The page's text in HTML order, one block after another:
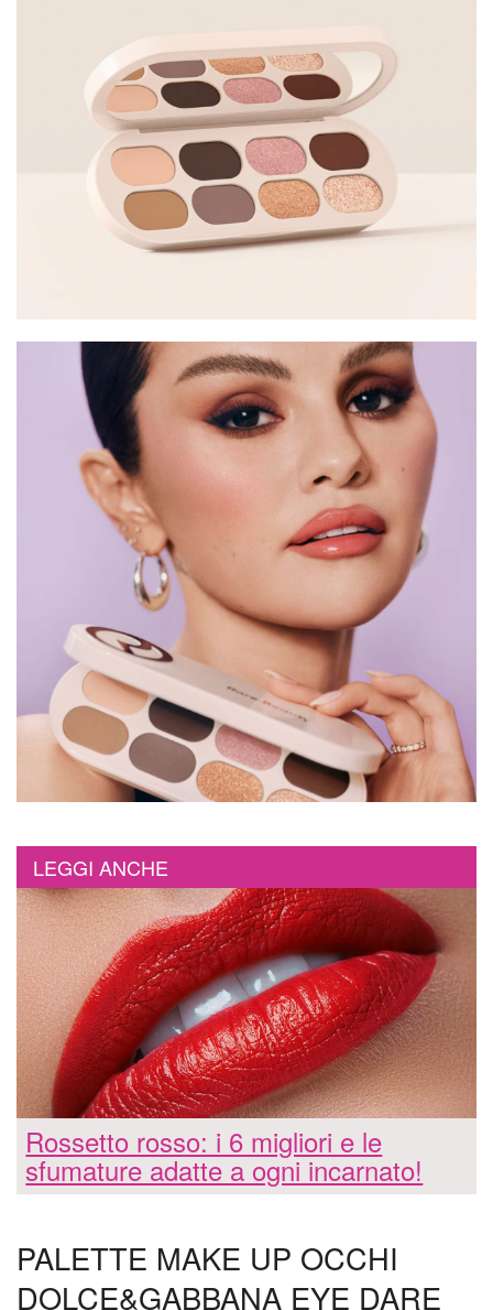
LEGGI ANCHE
Rossetto rosso: i 6 migliori e le
sfumature adatte a ogni incarnato!
PALETTE MAKE UP OCCHI
DOLCE&GABBANA EYE DARE